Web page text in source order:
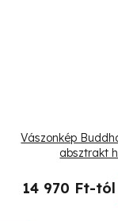
Vászonkép
absztrakt
14 970 Ft-tól